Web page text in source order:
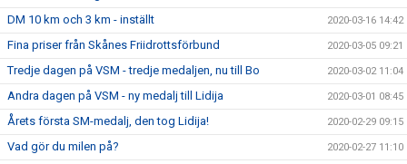
DM 10 km och 3 km - inställt 2020-03-16 14:42
Fina priser från Skånes Friidrottsförbund 2020-03-05 09:21
Tredje dagen på VSM - tredje medaljen, nu till Bo 2020-03-02 11:04
Andra dagen på VSM - ny medalj till Lidija 2020-03-01 08:45
Årets första SM-medalj, den tog Lidija! 2020-02-29 09:15
Vad gör du milen på? 2020-02-27 11:10